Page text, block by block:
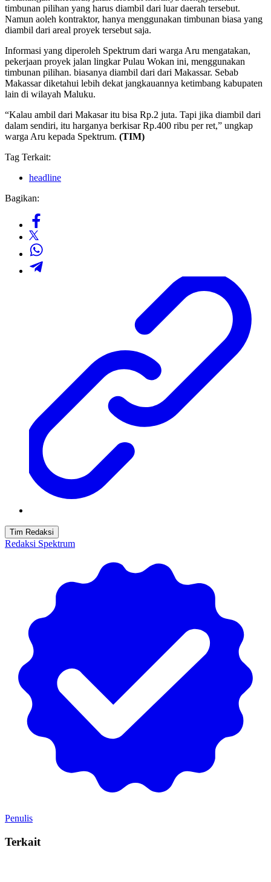
timbunan pilihan yang harus diambil dari luar daerah tersebut.
Namun aoleh kontraktor, hanya menggunakan timbunan biasa yang
diambil dari areal proyek tersebut saja.
Informasi yang diperoleh Spektrum dari warga Aru mengatakan,
pekerjaan proyek jalan lingkar Pulau Wokan ini, menggunakan
timbunan pilihan. biasanya diambil dari dari Makassar. Sebab
Makassar diketahui lebih dekat jangkauannya ketimbang kabupaten
lain di wilayah Maluku.
“Kalau ambil dari Makasar itu bisa Rp.2 juta. Tapi jika diambil dari
dalam sendiri, itu harganya berkisar Rp.400 ribu per ret,” ungkap
warga Aru kepada Spektrum. (TIM)
Tag Terkait:
headline
Bagikan:
Tim Redaksi
Redaksi Spektrum
Penulis
Terkait